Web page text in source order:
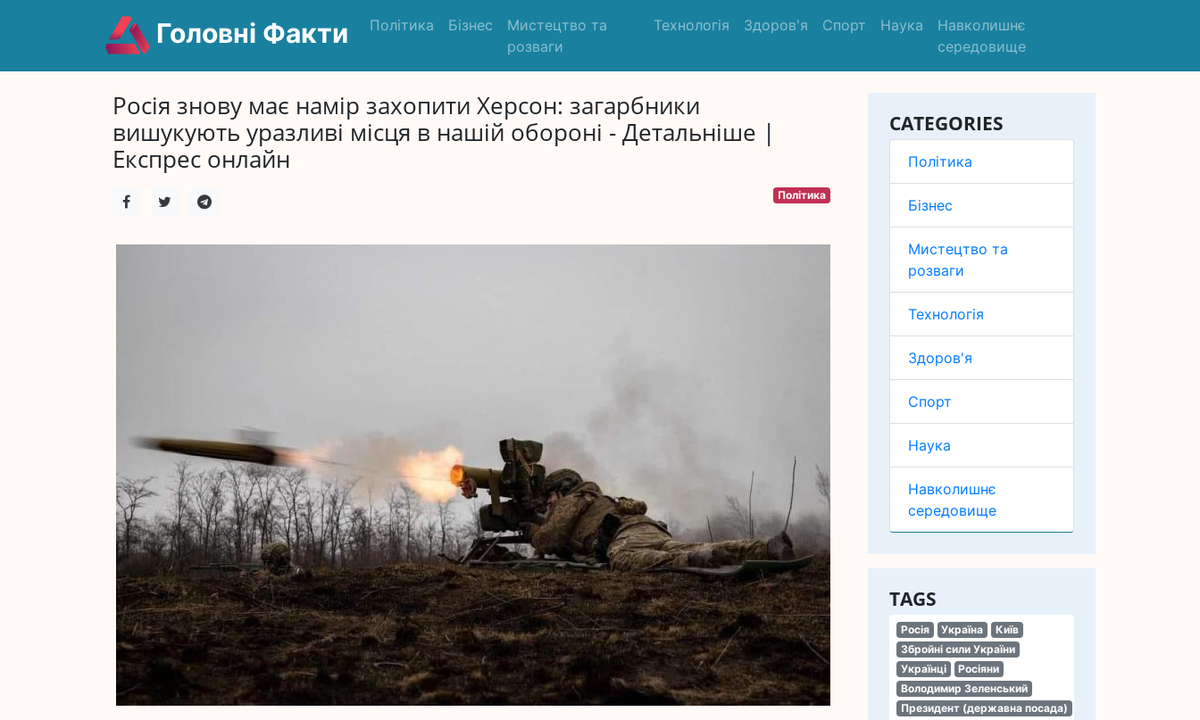
Головні Факти Політика Бізнес
Мистецтво та
розваги
Технологія Здоров'я Спорт Наука
Навколишнє
середовище
CATEGORIES
Політика
Бізнес
Мистецтво та
розваги
Технологія
Здоров'я
Спорт
Наука
Навколишнє
середовище
TAGS
Росія Україна
Київ
Збройні сили України
Українці
Росіяни
Володимир Зеленський
Президент (державна посада)
Росія знову має намір захопити Херсон: загарбники
вишукують уразливі місця в нашій обороні - Детальніше |
Експрес онлайн
Політика